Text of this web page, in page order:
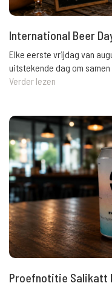
International Beer
Elke eerste vrijdag van
uitstekende dag om
Verder lezen
Proefnotitie Salikatt